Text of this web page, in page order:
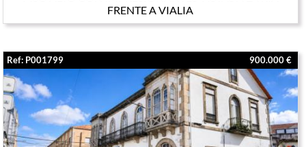
FRENTE A VIALIA
Ref: P001799 900.000 €